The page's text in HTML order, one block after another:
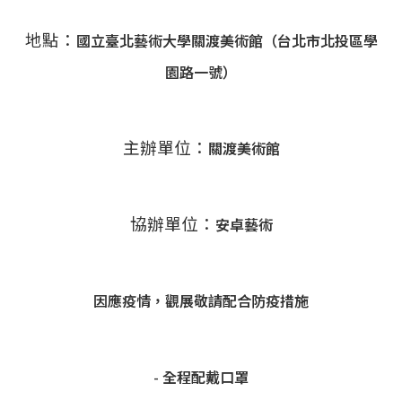
地點： 國立臺北藝術大學關渡美術館（台北市北投區學
園路一號）
主辦單位： 關渡美術館
協辦單位： 安卓藝術
因應疫情，觀展敬請配合防疫措施
- 全程配戴口罩